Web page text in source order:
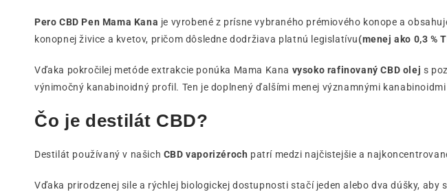
Pero CBD Pen Mama Kana je vyrobené z prísne vybraného prémiového konope a
konopnej živice a kvetov, pričom dôsledne dodržiava platnú legislatívu(menej ako 0,3 %
Vďaka pokročilej metóde extrakcie ponúka Mama Kana vysoko rafinovaný CBD olej s
výnimočný kanabinoidný profil. Ten je doplnený ďalšími menej významnými
Čo je destilát CBD?
Destilát používaný v našich CBD vaporizéroch patrí medzi najčistejšie a
Vďaka prirodzenej sile a rýchlej biologickej dostupnosti stačí jeden alebo dva dúšky, aby